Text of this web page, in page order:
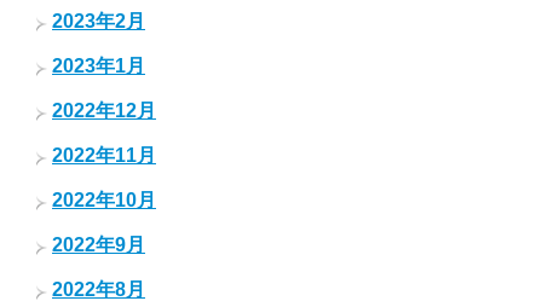
2023年2月
2023年1月
2022年12月
2022年11月
2022年10月
2022年9月
2022年8月